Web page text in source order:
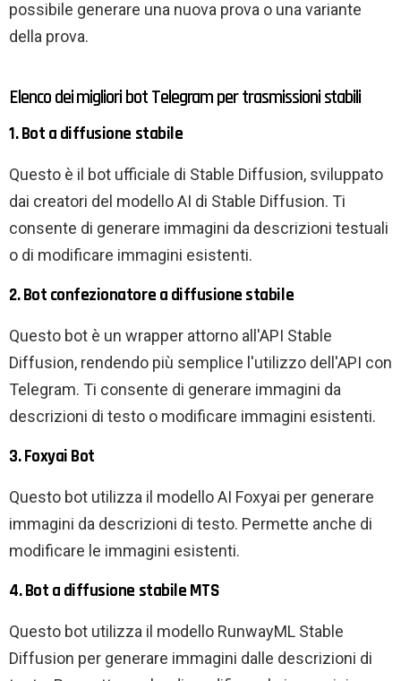
possibile generare una nuova prova o una variante
della prova.
Elenco dei migliori bot Telegram per trasmissioni stabili
1. Bot a diffusione stabile
Questo è il bot ufficiale di Stable Diffusion, sviluppato
dai creatori del modello AI di Stable Diffusion. Ti
consente di generare immagini da descrizioni testuali
o di modificare immagini esistenti.
2. Bot confezionatore a diffusione stabile
Questo bot è un wrapper attorno all'API Stable
Diffusion, rendendo più semplice l'utilizzo dell'API con
Telegram. Ti consente di generare immagini da
descrizioni di testo o modificare immagini esistenti.
3. Foxyai Bot
Questo bot utilizza il modello AI Foxyai per generare
immagini da descrizioni di testo. Permette anche di
modificare le immagini esistenti.
4. Bot a diffusione stabile MTS
Questo bot utilizza il modello RunwayML Stable
Diffusion per generare immagini dalle descrizioni di